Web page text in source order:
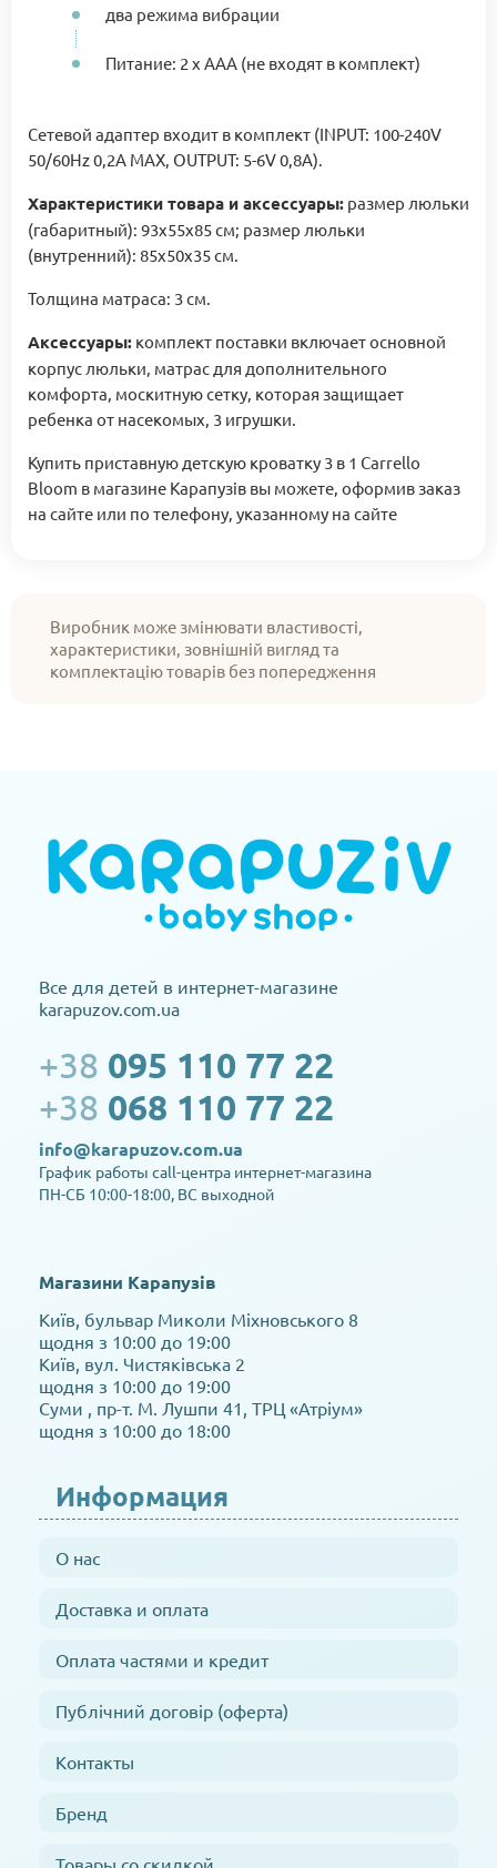
два режима вибрации
Питание: 2 х AAA (не входят в комплект)
Сетевой адаптер входит в комплект (INPUT: 100-240V
50/60Hz 0,2A MAX, OUTPUT: 5-6V 0,8A).
Характеристики товара и аксессуары: размер люльки
(габаритный): 93х55х85 см; размер люльки
(внутренний): 85х50х35 см.
Толщина матраса: 3 см.
Аксессуары: комплект поставки включает основной
корпус люльки, матрас для дополнительного
комфорта, москитную сетку, которая защищает
ребенка от насекомых, 3 игрушки.
Купить приставную детскую кроватку 3 в 1 Carrello
Bloom в магазине Карапузів вы можете, оформив заказ
на сайте или по телефону, указанному на сайте
Виробник може змінювати властивості,
характеристики, зовнішній вигляд та
комплектацію товарів без попередження
Все для детей в интернет-магазине
karapuzov.com.ua
+38 095 110 77 22
+38 068 110 77 22
info@karapuzov.com.ua
График работы call-центра интернет-магазина
ПН-СБ 10:00-18:00, ВС выходной
Магазини Карапузів
Київ, бульвар Миколи Міхновського 8
щодня з 10:00 до 19:00
Київ, вул. Чистяківська 2
щодня з 10:00 до 19:00
Суми , пр-т. М. Лушпи 41, ТРЦ «Атріум»
щодня з 10:00 до 18:00
Информация
О нас
Доставка и оплата
Оплата частями и кредит
Публічний договір (оферта)
Контакты
Бренд